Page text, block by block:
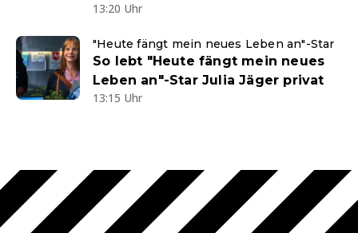
13:20 Uhr
"Heute fängt mein neues Leben an"-Star
So lebt "Heute fängt mein neues
Leben an"-Star Julia Jäger privat
13:15 Uhr